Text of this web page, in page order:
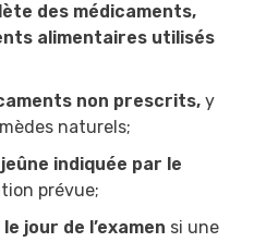
des médicaments,
alimentaires utilisés
non prescrits, y
naturels;
indiquée par le
prévue;
jour de l’examen si une